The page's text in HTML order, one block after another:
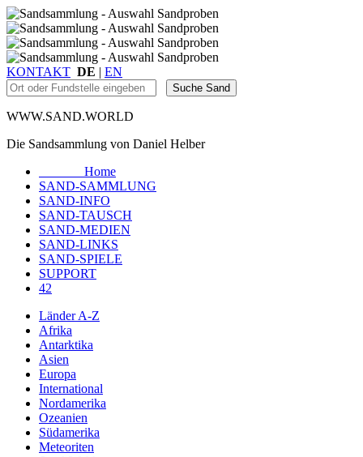
KONTAKT DE | EN
WWW.SAND.WORLD
Die Sandsammlung von Daniel Helber
Home
SAND-SAMMLUNG
SAND-INFO
SAND-TAUSCH
SAND-MEDIEN
SAND-LINKS
SAND-SPIELE
SUPPORT
42
Länder A-Z
Afrika
Antarktika
Asien
Europa
International
Nordamerika
Ozeanien
Südamerika
Meteoriten